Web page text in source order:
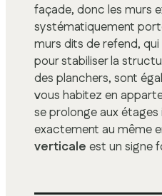
façade, donc les murs
systématiquement
murs dits de refend,
pour stabiliser la
des planchers, sont
vous habitez en
se prolonge aux
exactement au même
verticale est un signe